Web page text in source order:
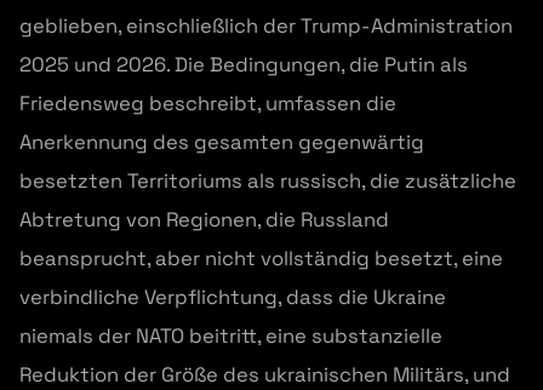
geblieben, einschließlich der Trump-Administration
2025 und 2026. Die Bedingungen, die Putin als
Friedensweg beschreibt, umfassen die
Anerkennung des gesamten gegenwärtig
besetzten Territoriums als russisch, die zusätzliche
Abtretung von Regionen, die Russland
beansprucht, aber nicht vollständig besetzt, eine
verbindliche Verpflichtung, dass die Ukraine
niemals der NATO beitritt, eine substanzielle
Reduktion der Größe des ukrainischen Militärs, und